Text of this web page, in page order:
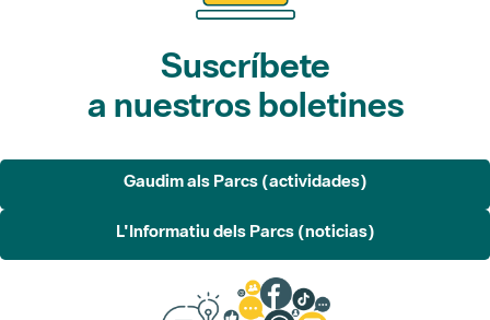
Suscríbete
a nuestros boletines
Gaudim als Parcs (actividades)
L'Informatiu dels Parcs (noticias)